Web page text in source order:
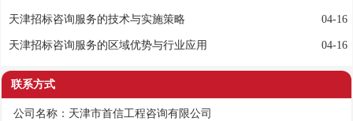
04-16
天津招标咨询服务的技术与实施策略
04-16
天津招标咨询服务的区域优势与行业应用
联系方式
公司名称：天津市首信工程咨询有限公司